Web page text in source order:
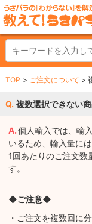
TOP ご注文について
複数選択できない
個人輸入では、輸
いるため、輸入量に
1回あたりのご注文数
す。
◆ご注意◆
・ご注文を複数回に